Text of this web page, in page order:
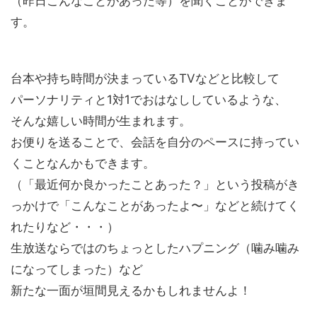
す。
台本や持ち時間が決まっているTVなどと比較して
パーソナリティと1対1でおはなししているような、
そんな嬉しい時間が生まれます。
お便りを送ることで、会話を自分のペースに持ってい
くことなんかもできます。
（「最近何か良かったことあった？」という投稿がき
っかけで「こんなことがあったよ〜」などと続けてく
れたりなど・・・）
生放送ならではのちょっとしたハプニング（噛み噛み
になってしまった）など
新たな一面が垣間見えるかもしれませんよ！